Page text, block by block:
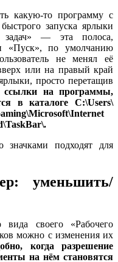
какую-то программу с
запуска ярлыки
— эта полоса,
«Пуск», по умолчанию
не менял её
или на правый край
просто перетащив
на программы,
в каталоге C:\Users\
подходят для
уменьшить/
вида своего «Рабочего
можно с изменения их
когда разрешение
на нём становятся